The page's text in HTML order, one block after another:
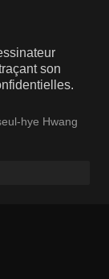
son
hye Hwang